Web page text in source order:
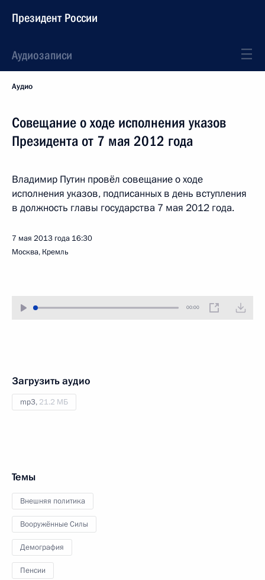
Президент России
Аудиозаписи
Аудио
Совещание о ходе исполнения указов
Президента от 7 мая 2012 года
Владимир Путин провёл совещание о ходе
исполнения указов, подписанных в день вступления
в должность главы государства 7 мая 2012 года.
7 мая 2013 года 16:30
Москва, Кремль
00:00
Загрузить аудио
mp3, 21.2 МБ
Темы
Внешняя политика
Вооружённые Силы
Демография
Пенсии